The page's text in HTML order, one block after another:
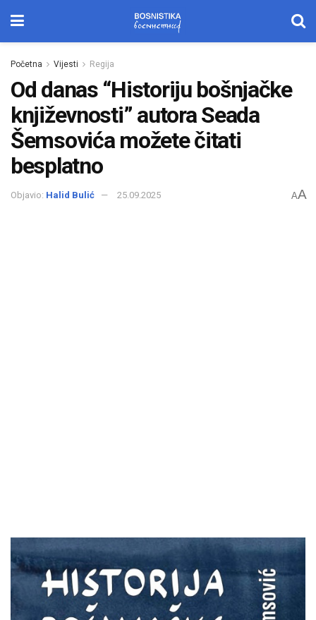
Početna Vijesti Regija
Od danas “Historiju bošnjačke
književnosti” autora Seada
Šemsovića možete čitati
besplatno
Objavio: Halid Bulić 25.09.2025 AA